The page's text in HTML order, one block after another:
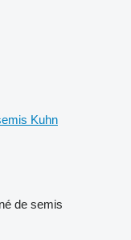
Kuhn
de semis